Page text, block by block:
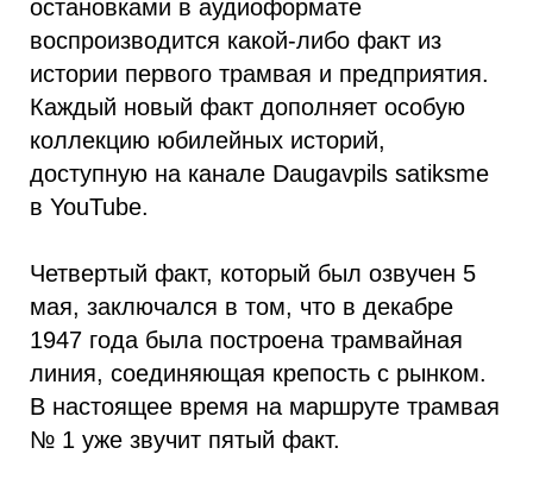
остановками в аудиоформате
воспроизводится какой-либо факт из
истории первого трамвая и предприятия.
Каждый новый факт дополняет особую
коллекцию юбилейных историй,
доступную на канале Daugavpils satiksme
в YouTube.
Четвертый факт, который был озвучен 5
мая, заключался в том, что в декабре
1947 года была построена трамвайная
линия, соединяющая крепость с рынком.
В настоящее время на маршруте трамвая
№ 1 уже звучит пятый факт.